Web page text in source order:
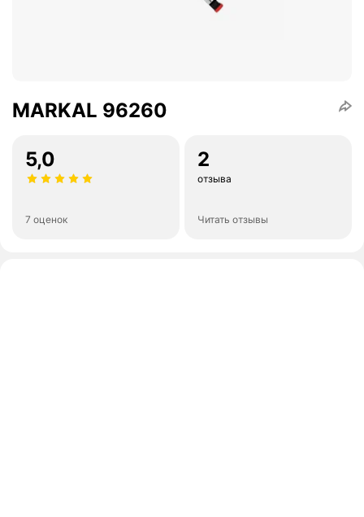
MARKAL 96260
5,0
7 оценок
2
отзыва
Читать отзывы